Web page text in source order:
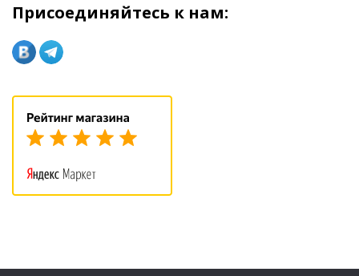
Присоединяйтесь к нам: